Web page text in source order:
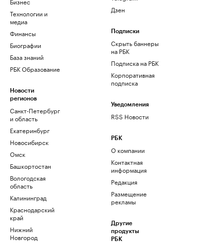
Технологии и
медиа
Финансы
Биографии
База знаний
РБК Образование
Новости
регионов
Санкт-Петербург
и область
Екатеринбург
Новосибирск
Омск
Башкортостан
Вологодская
область
Калининград
Краснодарский
край
Нижний
Новгород
Дзен
Подписки
Скрыть баннеры
на РБК
Подписка на РБК
Корпоративная
подписка
Уведомления
RSS Новости
РБК
О компании
Контактная
информация
Редакция
Размещение
рекламы
Другие
продукты
РБК